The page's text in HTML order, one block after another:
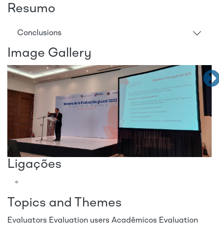
Resumo
Conclusions
Image Gallery
Ligações
Topics and Themes
Evaluators Evaluation users Acadêmicos Evaluation